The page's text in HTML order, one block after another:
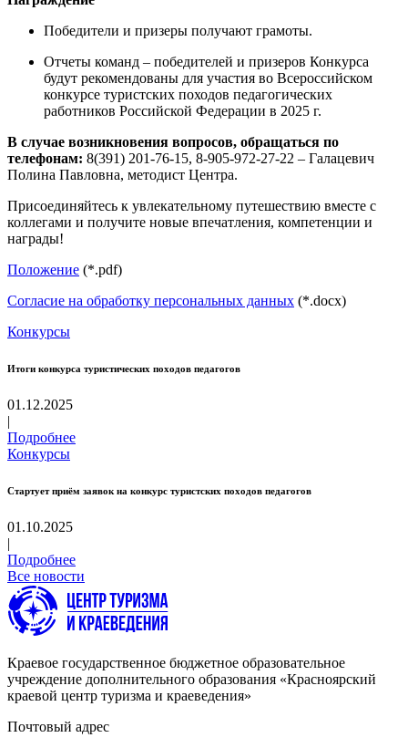
Победители и призеры получают грамоты.
Отчеты команд – победителей и призеров Конкурса
будут рекомендованы для участия во Всероссийском
конкурсе туристских походов педагогических
работников Российской Федерации в 2025 г.
В случае возникновения вопросов, обращаться по
телефонам: 8(391) 201-76-15, 8-905-972-27-22 – Галацевич
Полина Павловна, методист Центра.
Присоединяйтесь к увлекательному путешествию вместе с
коллегами и получите новые впечатления, компетенции и
награды!
Положение (*.pdf)
Согласие на обработку персональных данных (*.docx)
Конкурсы
Итоги конкурса туристических походов педагогов
01.12.2025
|
Подробнее
Конкурсы
Стартует приём заявок на конкурс туристских походов педагогов
01.10.2025
|
Подробнее
Все новости
Краевое государственное бюджетное образовательное
учреждение дополнительного образования «Красноярский
краевой центр туризма и краеведения»
Почтовый адрес